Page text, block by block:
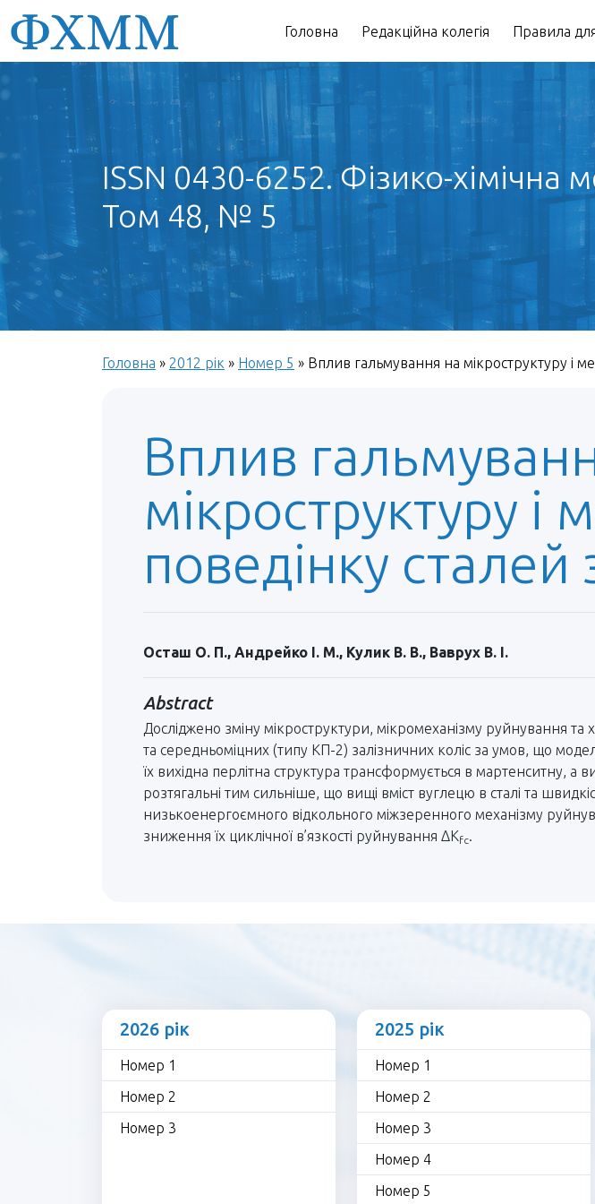
Головна Редакційна колегія Правила
ISSN 0430-6252. Фізико-хімічна
Том 48, № 5
Головна » 2012 рік » Номер 5 » Вплив гальмування на мікроструктуру і
Вплив
мікроструктуру і
поведінку сталей
Осташ О. П., Андрейко І. М., Кулик В. В., Ваврух В. І.
Abstract
Досліджено зміну мікроструктури, мікромеханізму руйнування та
та середньоміцних (типу КП-2) залізничних коліс за умов, що
їх вихідна перлітна структура трансформується в мартенситну, а
розтягальні тим сильніше, що вищі вміст вуглецю в сталі та
низькоенергоємного відкольного міжзеренного механізму
зниження їх циклічної в’язкості руйнування ΔKfc.
2026 рік
Номер 1
Номер 2
Номер 3
2025 рік
Номер 1
Номер 2
Номер 3
Номер 4
Номер 5